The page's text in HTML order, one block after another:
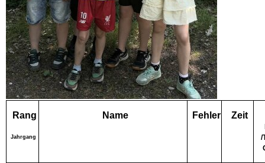
Rang
Jahrgang
Name Fehler Zeit
/